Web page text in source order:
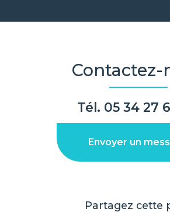
Contactez-
Tél. 05 34 27
Envoyer un
Partagez cette